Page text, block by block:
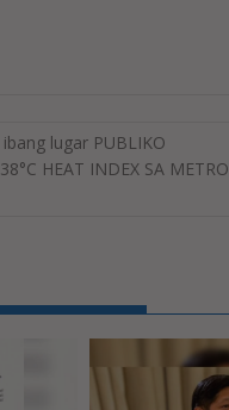
lugar PUBLIKO
HEAT INDEX SA METRO